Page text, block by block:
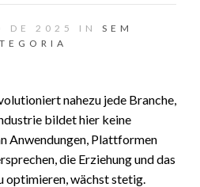
DE 2025 IN SEM
nahezu jede Branche,
bildet hier keine
Anwendungen, Plattformen
die Erziehung und das
optimieren, wächst stetig.